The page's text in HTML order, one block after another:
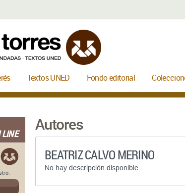
Textos UNED Fondo editorial
LINE Autores
BEATRIZ CALVO MERINO
No hay descripción disponible.